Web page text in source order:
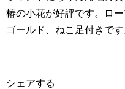
椿の小花が好評です。ロ
ゴールド、ねこ足付きです
シェアする